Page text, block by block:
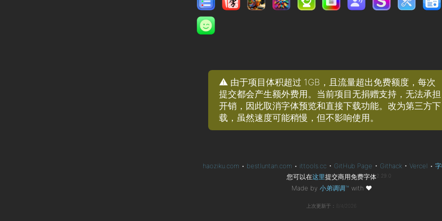
⚠️ 由于项目体积超过 1GB，且流量超出免费额度，每次
提交都会产生额外费用。当前项目无捐赠支持，无法承担
开销，因此取消字体预览和直接下载功能。改为第三方下
载，虽然速度可能稍慢，但不影响使用。
haoziku.com • bestluntan.com • ittools.cc• GitHub Page • Githack• Vercel •
您可以在这里提交商用免费字体2.29.0
Made by 小弟调调™ with❤
上次更新于：8/4/2026